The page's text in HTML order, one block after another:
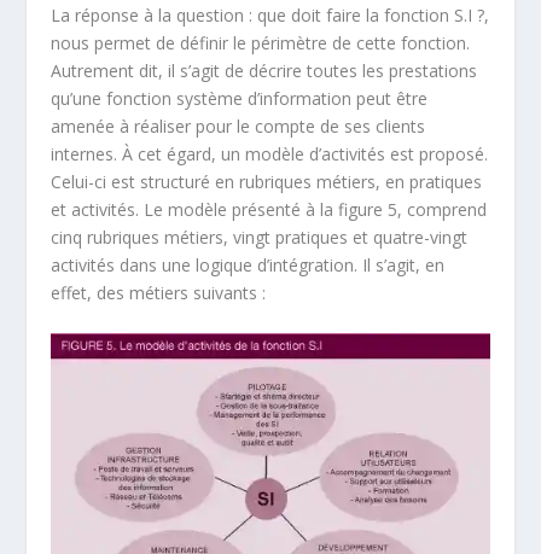
La réponse à la question : que doit faire la fonction S.I ?,
nous permet de définir le périmètre de cette fonction.
Autrement dit, il s’agit de décrire toutes les prestations
qu’une fonction système d’information peut être
amenée à réaliser pour le compte de ses clients
internes. À cet égard, un modèle d’activités est proposé.
Celui-ci est structuré en rubriques métiers, en pratiques
et activités. Le modèle présenté à la figure 5, comprend
cinq rubriques métiers, vingt pratiques et quatre-vingt
activités dans une logique d’intégration. Il s’agit, en
effet, des métiers suivants :